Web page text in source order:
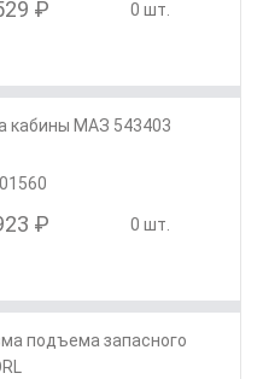
₽ 0 шт.
кабины МАЗ 543403
₽ 0 шт.
подъема запасного